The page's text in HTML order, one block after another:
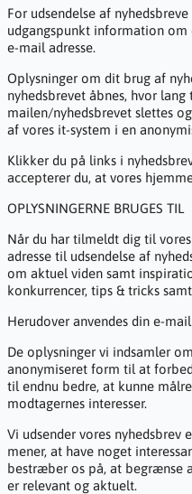
For udsendelse af
udgangspunkt information
e-mail adresse.
Oplysninger om dit brug af
nyhedsbrevet åbnes, hvor
mailen/nyhedsbrevet slettes
af vores it-system i en
Klikker du på links i
accepterer du, at vores
OPLYSNINGERNE BRUGES TIL
Når du har tilmeldt dig til
adresse til udsendelse af
om aktuel viden samt
konkurrencer, tips & tricks
Herudover anvendes din e-
De oplysninger vi indsamler
anonymiseret form til at
til endnu bedre, at kunne
modtagernes interesser.
Vi udsender vores nyhedsbrev
mener, at have noget
bestræber os på, at begrænse
er relevant og aktuelt.